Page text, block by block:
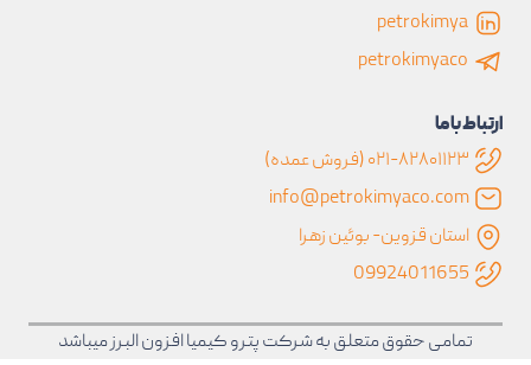
petrokimya
petrokimyaco
ارتباط با ما
۰۲۱-۸۲۸۰۱۱۲۳ (فروش عمده)
info@petrokimyaco.com
استان قزوين- بوئین زهرا
09924011655
تمامی حقوق متعلق به شرکت پترو کیمیا افزون البرز میباشد